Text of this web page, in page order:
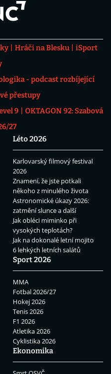
Hráči na Blesku
iSport
- podcast rozbíjející
přestupy
9
OKTAGON 92: Szabová
27
Léto 2026
Karlovarský filmový festival
2026
Znamení, že jste potkali
někoho z minulého života
Astronomické úkazy 2026:
zatmění slunce a další
Jak obléci miminko při
vysokých teplotách?
Jak na dokonalé letní mojito
6 lehkých letních salátů
Sport 2026
MMA
Fotbal 2026/27
Hokej 2026
Tenis 2026
F1 2026
Atletika 2026
Cyklistika 2026
Ekonomika